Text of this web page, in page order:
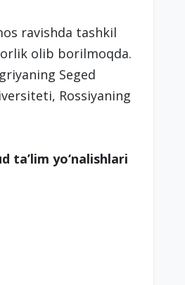
ravishda tashkil
olib borilmoqda.
Seged
Rossiyaning
yo‘nalishlari